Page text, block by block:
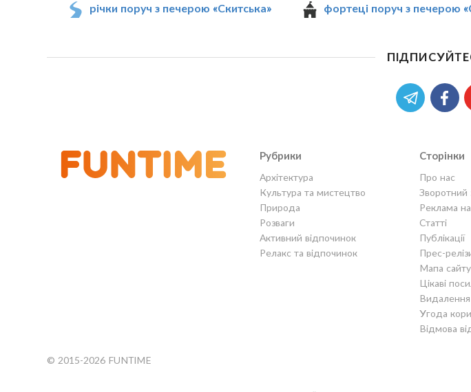
річки поруч з печерою «Скитська»
фортеці поруч з печерою
Рубрики
Архітектура
Культура та мистецтво
Природа
Розваги
Активний відпочинок
Релакс та відпочинок
Сторінки
Про нас
Зворотний
Реклама на
Статті
Публікації
Прес-
Мапа сайту
Цікаві
Видалення
Угода
Відмова
© 2015-2026 FUNTIME